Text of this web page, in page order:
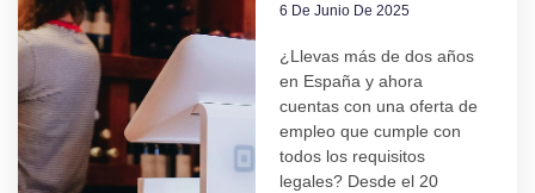
6 De Junio De 2025
¿Llevas más de dos años
en España y ahora
cuentas con una oferta de
empleo que cumple con
todos los requisitos
legales? Desde el 20